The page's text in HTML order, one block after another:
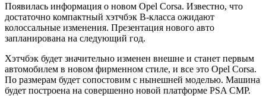
Появилась информация о новом Opel Corsa. Известно, что
достаточно компактный хэтчбэк В-класса ожидают
колоссальные изменения. Презентация нового авто
запланирована на следующий год.
Хэтчбэк будет значительно изменен внешне и станет первым
автомобилем в новом фирменном стиле, и все это Opel Corsa.
По размерам будет сопостовим с нынешней моделью. Машина
будет построена на совершенно новой платформе PSA CMP.